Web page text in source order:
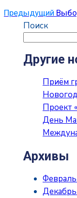
Предыдущий
Поиск
Другие
Приём
Проект
День
Архивы